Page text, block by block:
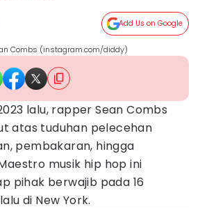
Add Us on Google
Combs (instagram.com/diddy)
lalu, rapper Sean Combs
atas tuduhan pelecehan
pembakaran, hingga
musik hip hop ini
pihak berwajib pada 16
di New York.